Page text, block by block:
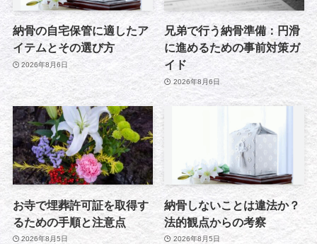
納骨の自宅保管に適したア
イテムとその選び方
2026年8月6日
兄弟で行う納骨準備：円滑
に進めるための事前対策ガ
イド
2026年8月6日
お寺で埋葬許可証を取得す
るための手順と注意点
2026年8月5日
納骨しないことは違法か？
法的観点からの考察
2026年8月5日